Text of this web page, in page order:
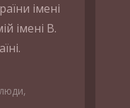
імені
імені В.
,